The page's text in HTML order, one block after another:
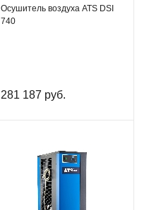
Осушитель воздуха ATS DSI
740
281 187 руб.